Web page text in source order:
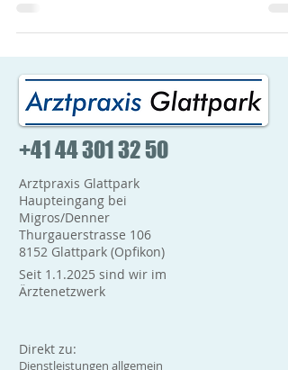
+41 44 301 32 50
Arztpraxis Glattpark
Haupteingang bei
Migros/Denner
Thurgauerstrasse 106
8152 Glattpark (Opfikon)
Seit 1.1.2025 sind wir im
Ärztenetzwerk
Direkt zu:
Dienstleistungen allgemein